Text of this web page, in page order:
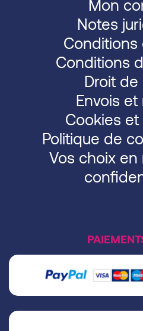
Mon
Notes
Conditions
Conditions
Droit de
Envois
Cookies
Politique de
Vos choix